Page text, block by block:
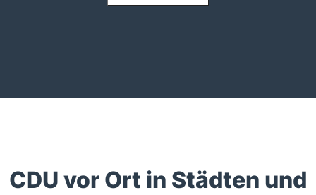
CDU vor Ort in Städten und